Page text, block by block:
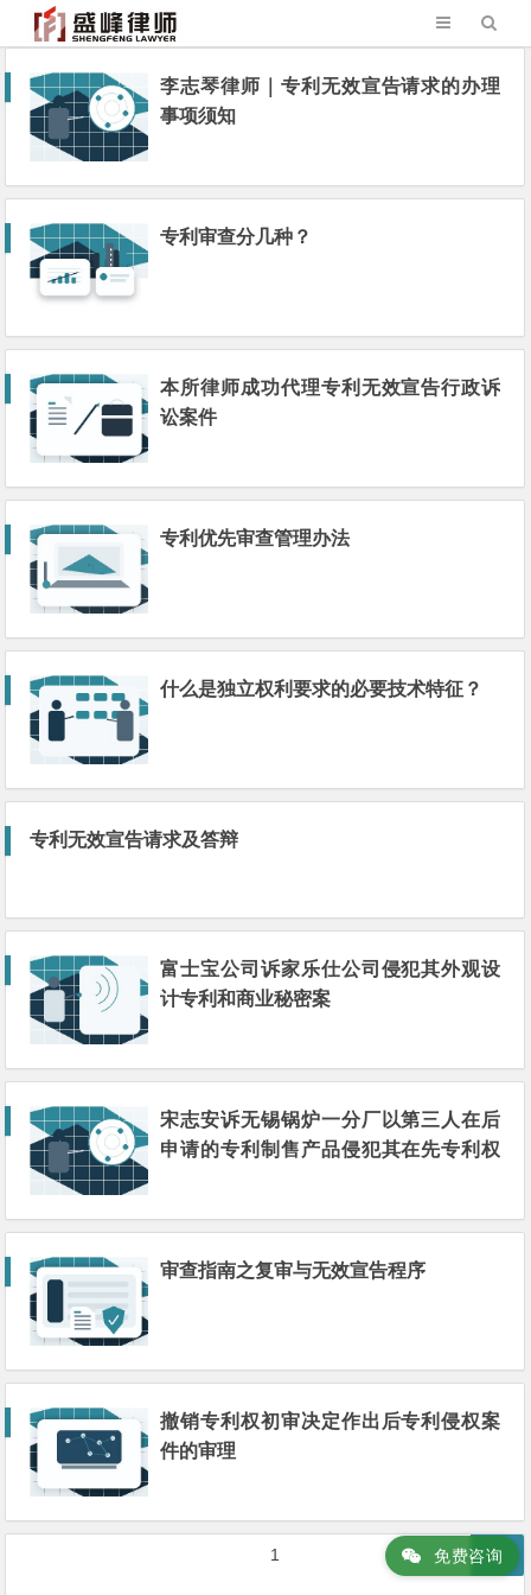
李志琴律师｜专利无效宣告请求的办理
事项须知
专利审查分几种？
本所律师成功代理专利无效宣告行政诉
讼案件
专利优先审查管理办法
什么是独立权利要求的必要技术特征？
专利无效宣告请求及答辩
富士宝公司诉家乐仕公司侵犯其外观设
计专利和商业秘密案
宋志安诉无锡锅炉一分厂以第三人在后
申请的专利制售产品侵犯其在先专利权
审查指南之复审与无效宣告程序
撤销专利权初审决定作出后专利侵权案
件的审理
1
免费咨询